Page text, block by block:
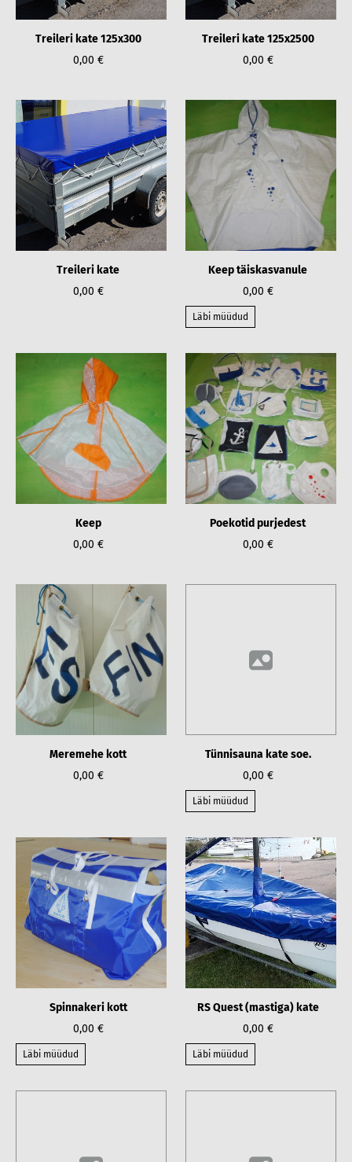
Treileri kate 125x300
0,00 €
Treileri kate 125x2500
0,00 €
Treileri kate
0,00 €
Keep täiskasvanule
0,00 €
Läbi müüdud
Keep
0,00 €
Poekotid purjedest
0,00 €
Meremehe kott
0,00 €
Tünnisauna kate soe.
0,00 €
Läbi müüdud
Spinnakeri kott
0,00 €
Läbi müüdud
RS Quest (mastiga) kate
0,00 €
Läbi müüdud